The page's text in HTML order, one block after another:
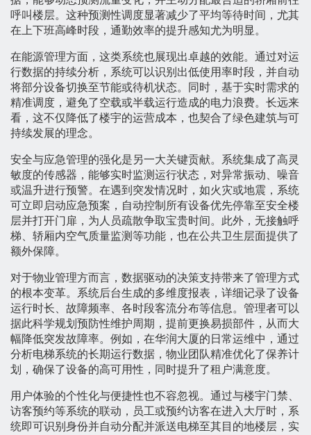
呼叫楼层。这种预测性调度显著减少了平均等待时间，尤其
在上下班高峰时段，通勤效率的提升感知尤为明显。
在能源管理方面，这类系统也展现出卓越的效能。通过对运
行数据的持续分析，系统可以识别出低使用率时段，并自动
将部分设备切换至节能或待机状态。同时，基于实时需求的
精准调度，避免了空载或半载运行造成的电力浪费。长远来
看，这不仅降低了楼宇的运营成本，也契合了绿色建筑与可
持续发展的理念。
安全与应急管理的强化是另一大关键贡献。系统集成了高灵
敏度的传感器，能够实时监测运行状态，对异常振动、噪音
或温升进行预警。在遇到突发情况时，如火灾或地震，系统
可立即启动应急预案，自动控制所有设备优先停靠至安全楼
层并打开门扉，为人员疏散争取宝贵时间。此外，无接触呼
梯、轿厢内空气质量监测等功能，也在公共卫生层面提供了
额外保障。
对于物业管理方而言，数据驱动的决策支持带来了管理方式
的根本变革。系统后台生成的多维度报表，详细记录了设备
运行时长、故障频率、各时段客流分布等信息。管理者可以
据此科学规划预防性维护周期，提前更换易损部件，从而大
幅降低突发故障率。例如，在华润大厦的日常运维中，通过
分析电梯系统的长期运行数据，物业团队精准优化了保养计
划，确保了设备的高可用性，同时提升了租户满意度。
用户体验的个性化与便捷性也不容忽视。通过与楼宇门禁、
访客预约等系统的联动，员工或预约访客在进入大厅时，系
统即可识别身份并自动分配并派送电梯至其目的地楼层，实